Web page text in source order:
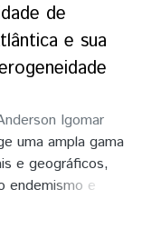
de
e sua
Igomar
uma ampla gama
e geográficos,
endemismo e
incluído as